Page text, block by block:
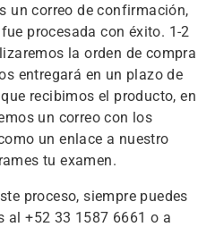
un correo de confirmación,
procesada con éxito. 1-2
la orden de compra
entregará en un plazo de
recibimos el producto, en
un correo con los
un enlace a nuestro
tu examen.
proceso, siempre puedes
al +52 33 1587 6661 o a